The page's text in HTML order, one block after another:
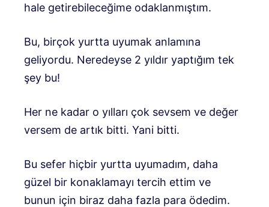
hale getirebileceğime odaklanmıştım.
Bu, birçok yurtta uyumak anlamına
geliyordu. Neredeyse 2 yıldır yaptığım tek
şey bu!
Her ne kadar o yılları çok sevsem ve değer
versem de artık bitti. Yani bitti.
Bu sefer hiçbir yurtta uyumadım, daha
güzel bir konaklamayı tercih ettim ve
bunun için biraz daha fazla para ödedim.